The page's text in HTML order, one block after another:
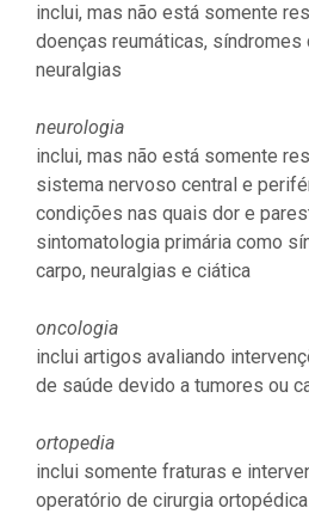
inclui, mas não está somente
doenças reumáticas,
neuralgias
neurologia
inclui, mas não está somente
sistema nervoso central e
condições nas quais dor e
sintomatologia primária como
carpo, neuralgias e ciática
oncologia
inclui artigos avaliando
de saúde devido a tumores ou
ortopedia
inclui somente fraturas e
operatório de cirurgia